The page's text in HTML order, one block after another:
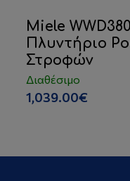
Miele
Πλυντήριο
Στροφών
Διαθέσιμο
1,039.00€